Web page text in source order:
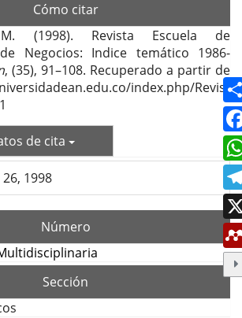
Cómo citar
(1998). Revista Escuela de
Negocios: Indice temático 1986-
, (35), 91–108. Recuperado a partir de
index.php/Revist
de cita
26, 1998
Número
Sección